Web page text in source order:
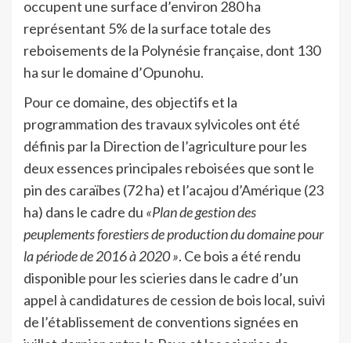
occupent une surface d’environ 280 ha
représentant 5% de la surface totale des
reboisements de la Polynésie française, dont 130
ha sur le domaine d’Opunohu.
Pour ce domaine, des objectifs et la
programmation des travaux sylvicoles ont été
définis par la Direction de l’agriculture pour les
deux essences principales reboisées que sont le
pin des caraïbes (72 ha) et l’acajou d’Amérique (23
ha) dans le cadre du «Plan de gestion des
peuplements forestiers de production du domaine pour
la période de 2016 à 2020 ». Ce bois a été rendu
disponible pour les scieries dans le cadre d’un
appel à candidatures de cession de bois local, suivi
de l’établissement de conventions signées en